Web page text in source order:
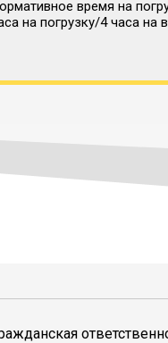
время на
на погрузку/4 часа на